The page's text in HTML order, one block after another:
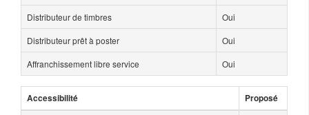
Distributeur de timbres
Oui
Distributeur prêt à poster
Oui
Affranchissement libre service
Oui
Accessibilité Proposé